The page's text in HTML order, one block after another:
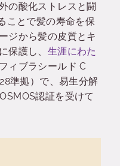
の酸化ストレスと闘
ことで髪の寿命を保
ジから髪の皮質とキ
保護し、 生涯にわた
ィブラシールド C
準拠）で、易生分解
認証を受けて